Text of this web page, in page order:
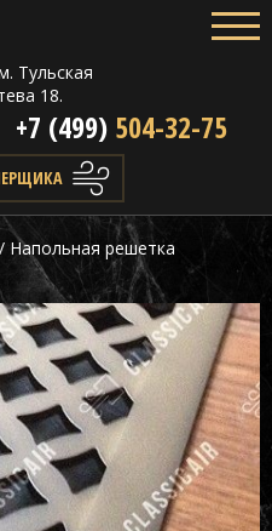
Тульская
18.
+7 (499) 504-32-75
/ Напольная решетка